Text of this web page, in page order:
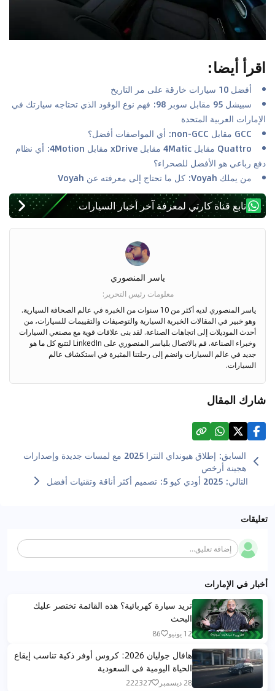
اقرأ أيضا:
أفضل 10 سيارات خارقة على مر التاريخ
سبيشل 95 مقابل سوبر 98: فهم نوع الوقود الذي تحتاجه سيارتك في
الإمارات العربية المتحدة
GCC مقابل non-GCC: أي المواصفات أفضل؟
Quattro مقابل 4Matic مقابل xDrive مقابل 4Motion: أي نظام
دفع رباعي هو الأفضل للصحراء؟
من يملك Voyah: كل ما تحتاج إلى معرفته عن Voyah
تابع قناة كارتي لمعرفة آخر أخبار السيارات
ياسر المنصوري
معلومات رئيس التحرير :
ياسر المنصوري لديه أكثر من 10 سنوات من الخبرة في عالم الصحافة السيارية.
وهو خبير في المقالات الخبرية السيارية والتوصيفات والتقييمات للسيارات، من
أحدث الموديلات إلى اتجاهات الصناعة. لقد بنى علاقات قوية مع مصنعي السيارات
وخبراء الصناعة. قم بالاتصال بلياسر المنصوري على LinkedIn لتتبع كل ما هو
جديد في عالم السيارات وانضم إلى رحلتنا المثيرة في استكشاف عالم
السيارات.
شارك المقال
السابق:
إطلاق هيونداي النترا 2025 مع لمسات جديدة وإصدارات
هجينة أرخص
التالي: 2025 أودي كيو 5: تصميم أكثر أناقة وتقنيات أفضل
تعليقات
إضافة تعليق...
أخبار في الإمارات
تريد سيارة كهربائية؟ هذه القائمة تختصر عليك
البحث
12 يونيو 86
هافال جوليان 2026: كروس أوفر ذكية تناسب إيقاع
الحياة اليومية في السعودية
28 ديسمبر 222327